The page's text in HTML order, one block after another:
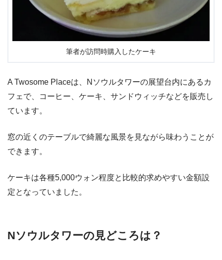
筆者が訪問時購入したケーキ
A Twosome Placeは、Nソウルタワーの展望台内にあるカ
フェで、コーヒー、ケーキ、サンドウィッチなどを販売し
ています。
窓の近くのテーブルで綺麗な風景を見ながら味わうことが
できます。
ケーキは各種5,000ウォン程度と比較的求めやすい金額設
定となっていました。
Nソウルタワーの見どころは？